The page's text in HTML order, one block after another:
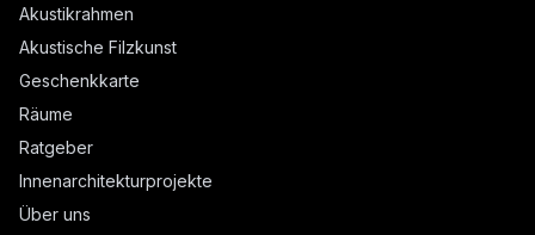
Akustikrahmen
Akustische Filzkunst
Geschenkkarte
Räume
Ratgeber
Innenarchitekturprojekte
Über uns